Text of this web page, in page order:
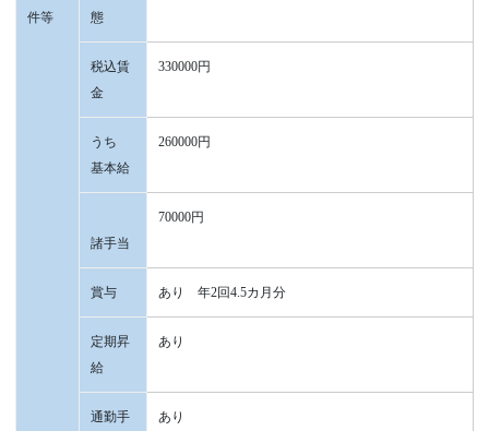
件等
態
税込賃
金
330000円
うち
基本給
260000円
諸手当
70000円
賞与 あり 年2回4.5カ月分
定期昇
給
あり
通勤手
あり